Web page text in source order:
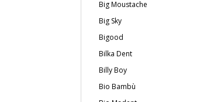
Big Moustache
Big Sky
Bigood
Bilka Dent
Billy Boy
Bio Bambù